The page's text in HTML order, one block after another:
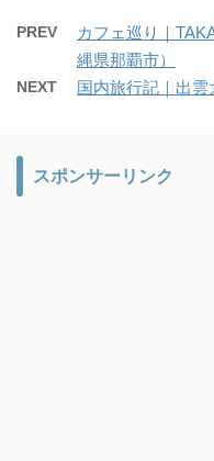
PREV
カフェ巡り｜
縄県那覇市）
NEXT 国内旅行記｜出
スポンサーリンク